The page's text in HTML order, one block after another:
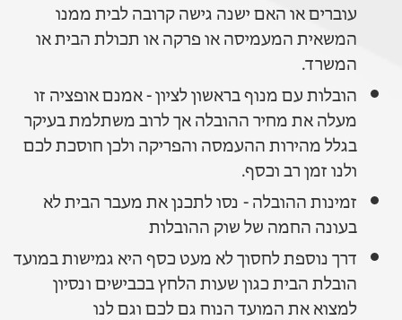
עוברים או האם ישנה גישה קרובה לבית ממנו
המשאית המעמיסה או פרקה או תכולת הבית או
המשרד.
הובלות עם מנוף בראשון לציון - אמנם אופציה זו
מעלה את מחיר ההובלה אך לרוב משתלמת בעיקר
בגלל מהירות ההעמסה והפריקה ולכן חוסכת לכם
ולנו זמן רב וכסף.
זמינות ההובלה - נסו לתכנן את מעבר הבית לא
בעונה החמה של שוק ההובלות
דרך נוספת לחסוך לא מעט כסף היא גמישות במועד
הובלת הבית כגון שעות הלחץ בכבישים ונסיון
למצוא את המועד הנוח גם לכם וגם לנו